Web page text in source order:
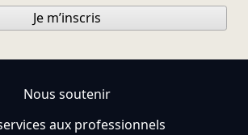
Je m’inscris
Nous soutenir
aux professionnels